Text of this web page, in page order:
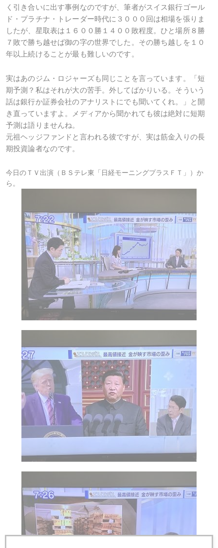
く引き合いに出す事例なのですが、筆者がスイス銀行ゴール
ド・プラチナ・トレーダー時代に３０００回は相場を張りま
したが、星取表は１６００勝１４００敗程度。ひと場所８勝
７敗で勝ち越せば御の字の世界でした。その勝ち越しを１０
年以上続けることが最も難しいのです。
実はあのジム・ロジャーズも同じことを言っています。「短
期予測？私はそれが大の苦手。外してばかりいる。そういう
話は銀行か証券会社のアナリストにでも聞いてくれ。」と開
き直っていますよ。メディアから聞かれても彼は絶対に短期
予測は語りませんね。
元祖ヘッジファンドと言われる彼ですが、実は筋金入りの長
期投資論者なのです。
今日のＴＶ出演（ＢＳテレ東「日経モーニングプラスＦＴ」）か
ら。